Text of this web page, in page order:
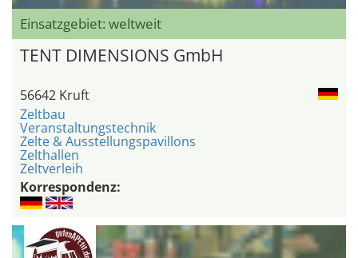
Einsatzgebiet: weltweit
TENT DIMENSIONS GmbH
56642 Kruft
Zeltbau
Veranstaltungstechnik
Zelte & Ausstellungspavillons
Zelthallen
Zeltverleih
Korrespondenz: